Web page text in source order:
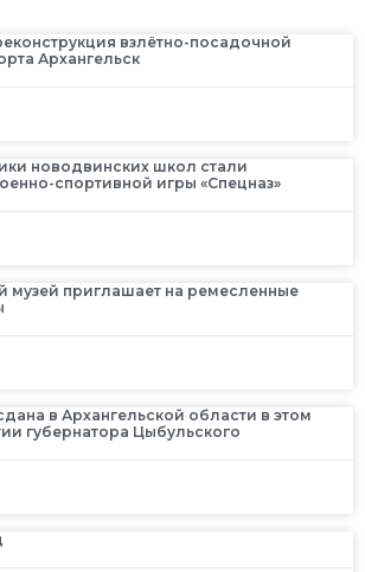
взлётно-посадочной
Архангельск
новодвинских школ стали
спортивной игры «Спецназ»
музей приглашает на ремесленные
в Архангельской области в этом
губернатора Цыбульского